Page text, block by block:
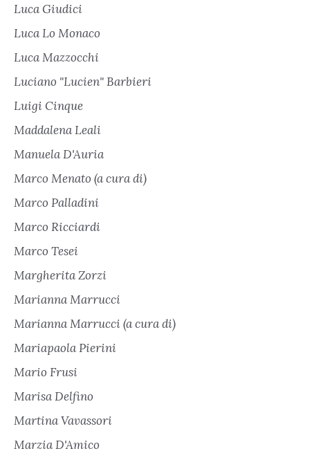
Luca Giudici
Luca Lo Monaco
Luca Mazzocchi
Luciano "Lucien" Barbieri
Luigi Cinque
Maddalena Leali
Manuela D'Auria
Marco Menato (a cura di)
Marco Palladini
Marco Ricciardi
Marco Tesei
Margherita Zorzi
Marianna Marrucci
Marianna Marrucci (a cura di)
Mariapaola Pierini
Mario Frusi
Marisa Delfino
Martina Vavassori
Marzia D'Amico